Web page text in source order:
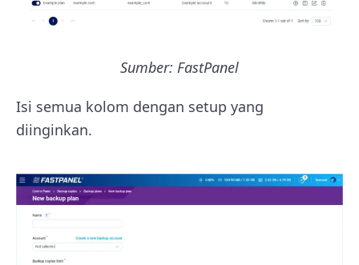
Sumber: FastPanel
Isi semua kolom dengan setup yang
diinginkan.